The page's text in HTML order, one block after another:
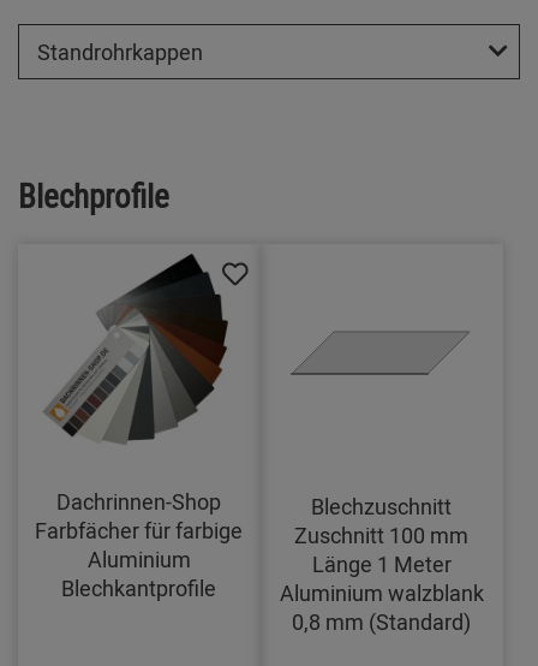
Standrohrkappen
Blechprofile
Dachrinnen-Shop
Farbfächer für farbige
Aluminium
Blechkantprofile
Blechzuschnitt
Zuschnitt 100 mm
Länge 1 Meter
Aluminium walzblank
0,8 mm (Standard)